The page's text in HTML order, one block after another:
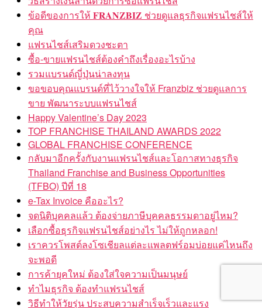
ข้อดีของการให้ 𝐅𝐑𝐀𝐍𝐙𝐁𝐈𝐙 ช่วยดูแลธุรกิจแฟรนไชส์ให้
คุณ
แฟรนไชส์เสริมดวงชะตา
ซื้อ-ขายแฟรนไชส์ต้องคำถึงเรื่องอะไรบ้าง
รวมแบรนด์ญี่ปุ่นน่าลงทุน
ขอขอบคุณแบรนด์ที่ไว้วางใจให้ Franzbiz ช่วยดูแลการ
ขาย พัฒนาระบบแฟรนไชส์
Happy Valentine’s Day 2023
TOP FRANCHISE THAILAND AWARDS 2022
GLOBAL FRANCHISE CONFERENCE
กลับมาอีกครั้งกับงานแฟรนไชส์และโอกาสทางธุรกิจ
Thailand Franchise and Business Opportunities
(TFBO) ปีที่ 18
e-Tax Invoice คืออะไร?
จดนิติบุคคลแล้ว ต้องจ่ายภาษีบุคคลธรรมดาอยู่ไหม?
เลือกซื้อธุรกิจแฟรนไชส์อย่างไร ไม่ให้ถูกหลอก!
เราควรโพสต์ลงโซเชียลแต่ละแพลตฟร์อมบ่อยแค่ไหนถึง
จะพอดี
การค้ายุคใหม่ ต้องใส่ใจความเป็นมนุษย์
ทำไมธุรกิจ ต้องทำแฟรนไชส์
วิธีทำให้วัยรุ่น ประสบความสำเร็จเร็วและแรง